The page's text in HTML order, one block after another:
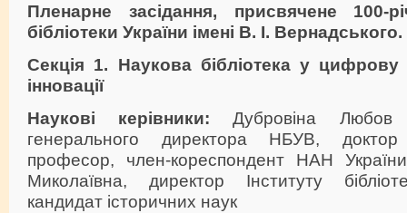
Пленарне засідання, присвячене
100-
бібліотеки України імені В. І.
Секція 1. Наукова бібліотека у цифрову
інновації
Наукові керівники: Дубровіна Любов
генерального директора НБУВ, доктор
професор, член-кореспондент НАН
Миколаївна, директор Інституту
кандидат історичних наук